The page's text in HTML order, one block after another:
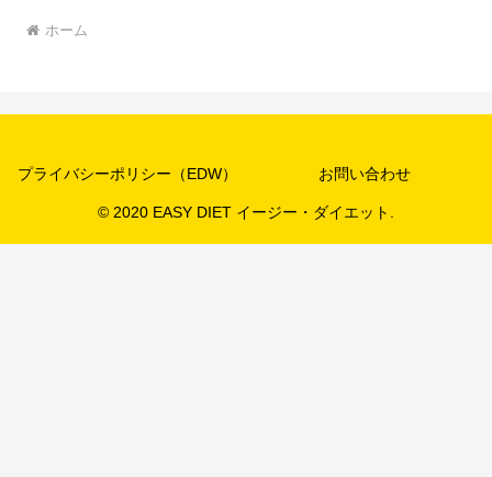
ホーム
プライバシーポリシー（EDW） お問い合わせ
© 2020 EASY DIET イージー・ダイエット.